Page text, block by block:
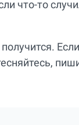
что-то